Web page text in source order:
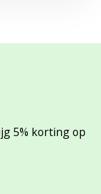
5% korting op